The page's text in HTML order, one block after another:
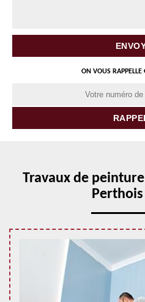
ON VOUS RAPPELLE
Travaux de
Perthois